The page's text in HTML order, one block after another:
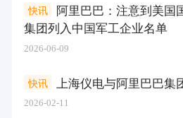
阿里巴巴：注意到美国
集团列入中国军工企业名单
快讯
2026-06-09
上海仪电与阿里巴巴集
快讯
2026-02-11